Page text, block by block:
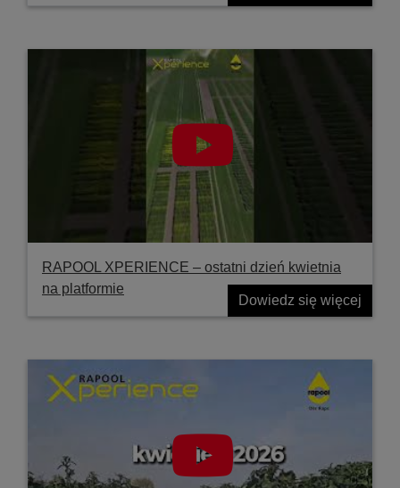
RAPOOL XPERIENCE – ostatni dzień kwietnia
na platformie
Dowiedz się więcej